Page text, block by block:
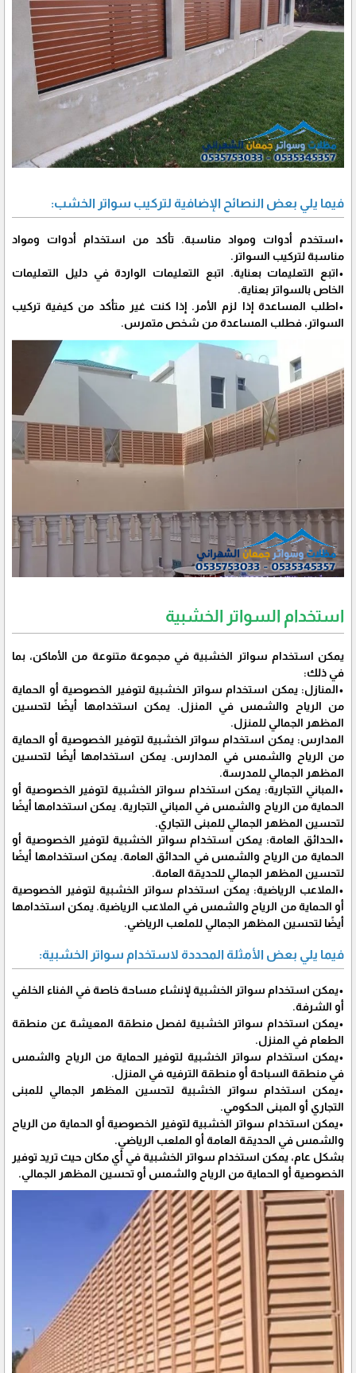
فيما يلي بعض النصائح الإضافية لتركيب سواتر الخشب:
•استخدم أدوات ومواد مناسبة. تأكد من استخدام أدوات ومواد
مناسبة لتركيب السواتر.
•اتبع التعليمات بعناية. اتبع التعليمات الواردة في دليل التعليمات
الخاص بالسواتر بعناية.
•اطلب المساعدة إذا لزم الأمر. إذا كنت غير متأكد من كيفية تركيب
السواتر، فطلب المساعدة من شخص متمرس.
استخدام السواتر الخشبية
يمكن استخدام سواتر الخشبية في مجموعة متنوعة من الأماكن، بما
في ذلك:
•المنازل: يمكن استخدام سواتر الخشبية لتوفير الخصوصية أو الحماية
من الرياح والشمس في المنزل. يمكن استخدامها أيضًا لتحسين
المظهر الجمالي للمنزل.
المدارس: يمكن استخدام سواتر الخشبية لتوفير الخصوصية أو الحماية
من الرياح والشمس في المدارس. يمكن استخدامها أيضًا لتحسين
المظهر الجمالي للمدرسة.
•المباني التجارية: يمكن استخدام سواتر الخشبية لتوفير الخصوصية أو
الحماية من الرياح والشمس في المباني التجارية. يمكن استخدامها أيضًا
لتحسين المظهر الجمالي للمبنى التجاري.
•الحدائق العامة: يمكن استخدام سواتر الخشبية لتوفير الخصوصية أو
الحماية من الرياح والشمس في الحدائق العامة. يمكن استخدامها أيضًا
لتحسين المظهر الجمالي للحديقة العامة.
•الملاعب الرياضية: يمكن استخدام سواتر الخشبية لتوفير الخصوصية
أو الحماية من الرياح والشمس في الملاعب الرياضية. يمكن استخدامها
أيضًا لتحسين المظهر الجمالي للملعب الرياضي.
فيما يلي بعض الأمثلة المحددة لاستخدام سواتر الخشبية:
•يمكن استخدام سواتر الخشبية لإنشاء مساحة خاصة في الفناء الخلفي
أو الشرفة.
•يمكن استخدام سواتر الخشبية لفصل منطقة المعيشة عن منطقة
الطعام في المنزل.
•يمكن استخدام سواتر الخشبية لتوفير الحماية من الرياح والشمس
في منطقة السباحة أو منطقة الترفيه في المنزل.
•يمكن استخدام سواتر الخشبية لتحسين المظهر الجمالي للمبنى
التجاري أو المبنى الحكومي.
•يمكن استخدام سواتر الخشبية لتوفير الخصوصية أو الحماية من الرياح
والشمس في الحديقة العامة أو الملعب الرياضي.
بشكل عام، يمكن استخدام سواتر الخشبية في أي مكان حيث تريد توفير
الخصوصية أو الحماية من الرياح والشمس أو تحسين المظهر الجمالي.